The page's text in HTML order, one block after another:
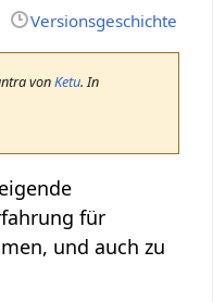
Versionsgeschichte
vonKetu. In
für
und auch zu